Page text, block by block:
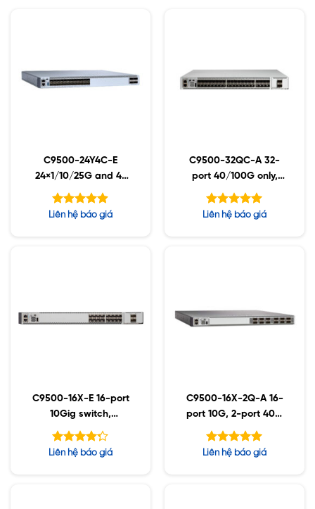
C9500-24Y4C-E
24×1/10/25G and 4-
port 40/100G,
Được xếp
Liên hệ báo giá
C9500-32QC-A 32-
port 40/100G only,
Advantage
Được xếp
Liên hệ báo giá
C9500-16X-E 16-port
10Gig switch,
Essentials
Được xếp
Liên hệ báo giá
C9500-16X-2Q-A 16-
port 10G, 2-port 40G
switch
Được xếp
Liên hệ báo giá